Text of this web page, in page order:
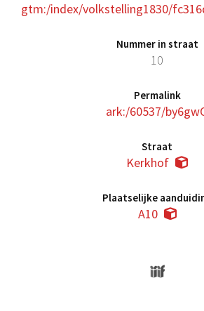
gtm:/index/volkstelling1830/
Nummer in straat
10
Permalink
ark:/60537/
Straat
Kerkhof
Plaatselijke
A10